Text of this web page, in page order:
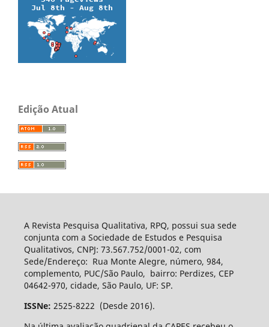
Edição Atual
A Revista Pesquisa Qualitativa, RPQ, possui sua sede
conjunta com a Sociedade de Estudos e Pesquisa
Qualitativos, CNPJ: 73.567.752/0001-02, com
Sede/Endereço: Rua Monte Alegre, número, 984,
complemento, PUC/São Paulo, bairro: Perdizes, CEP
04642-970, cidade, São Paulo, UF: SP.
ISSNe: 2525-8222 (Desde 2016).